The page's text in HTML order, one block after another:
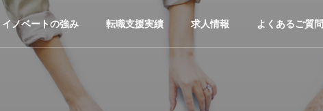
イノベートの強み 転職支援実績 求人情報 よくあるご質問